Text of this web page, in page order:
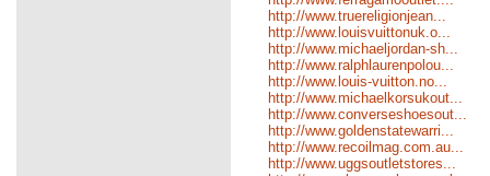
http://www.truereligionjean...
http://www.louisvuittonuk.o...
http://www.michaeljordan-sh...
http://www.ralphlaurenpolou...
http://www.louis-vuitton.no...
http://www.michaelkorsukout...
http://www.converseshoesout...
http://www.goldenstatewarri...
http://www.recoilmag.com.au...
http://www.uggsoutletstores...